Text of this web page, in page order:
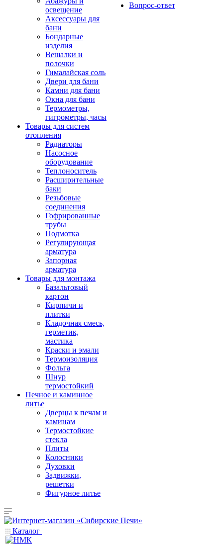
освещение
Аксессуары для
бани
Бондарные
изделия
Вешалки и
полочки
Гималайская соль
Двери для бани
Камни для бани
Окна для бани
Термометры,
гигрометры, часы
Товары для систем
отопления
Радиаторы
Насосное
оборудование
Теплоноситель
Расширительные
баки
Резьбовые
соединения
Гофрированные
трубы
Подмотка
Регулирующая
арматура
Запорная
арматура
Товары для монтажа
Базальтовый
картон
Кирпичи и
плитки
Кладочная смесь,
герметик,
мастика
Краски и эмали
Термоизоляция
Фольга
Шнур
термостойкий
Печное и каминное
литье
Дверцы к печам и
каминам
Термостойкие
стекла
Плиты
Колосники
Духовки
Задвижки,
решетки
Фигурное литье
Вопрос-ответ
Каталог